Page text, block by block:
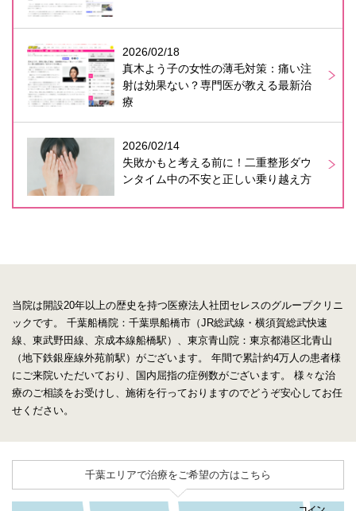
2026/02/18
真木よう子の女性の薄毛対策：痛い注
射は効果ない？専門医が教える最新治
療
2026/02/14
失敗かもと考える前に！二重整形ダウ
ンタイム中の不安と正しい乗り越え方
当院は開設20年以上の歴史を持つ医療法人社団セレスのグループクリニ
ックです。
千葉船橋院：千葉県船橋市（JR総武線・横須賀総武快速
線、東武野田線、京成本線船橋駅）、東京青山院：東京都港区北青山
（地下鉄銀座線外苑前駅）がございます。
年間で累計約4万人の患者様
にご来院いただいており、国内屈指の症例数がございます。
様々な治
療のご相談をお受けし、施術を行っておりますのでどうぞ安心してお任
せください。
千葉エリアで治療をご希望の方はこちら